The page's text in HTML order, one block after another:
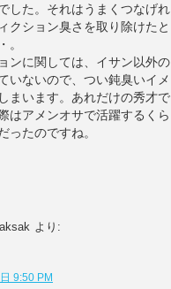
した。それはうまくつなげれ
クション臭さを取り除けたと
。
ンに関しては、イサン以外の
いないので、つい鈍臭いイメ
まいます。あれだけの秀才で
はアメンオサで活躍するくら
ったのですね。
より:
9:50 PM